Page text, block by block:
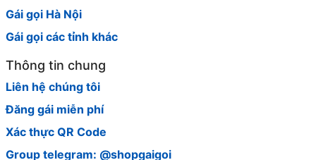
Gái gọi Hà Nội
Gái gọi các tỉnh khác
Thông tin chung
Liên hệ chúng tôi
Đăng gái miễn phí
Xác thực QR Code
Group telegram: @shopgaigoi